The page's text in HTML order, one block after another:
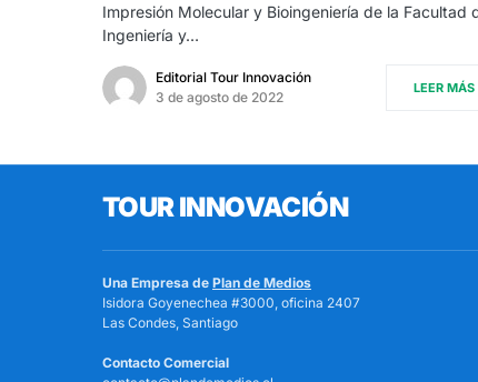
Impresión Molecular y Bioingeniería de la Facultad
Ingeniería y…
Editorial Tour Innovación
3 de agosto de 2022
LEER MÁS
TOUR INNOVACIÓN
Una Empresa de Plan de Medios
Isidora Goyenechea #3000, oficina 2407
Las Condes, Santiago
Contacto Comercial